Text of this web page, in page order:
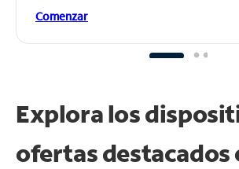
Comenzar
Explora los
ofertas destacados